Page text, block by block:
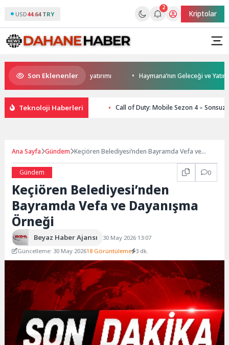
USD44.64 TRY
2
Kriptolar
Son Eklenenler
modern ulaşım yatırımı Haymana’nın Geleceği ve Yatırım
Teknoloji Haberleri Call of Duty: Mobile Sezon 4 – Sonsuz
Ana Sayfa Gündem Keçiören Belediyesi’nden Bayramda Vefa ve
Gündem
0
Keçiören Belediyesi’nden
Bayramda Vefa ve Dayanışma
Örneği
Beyaz Haber Ajansı
30 May 2026 13:07
Güncelleme: 30 May 202618 Görüntüleme 3 dk.